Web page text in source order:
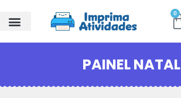
0
PAINEL NATAL